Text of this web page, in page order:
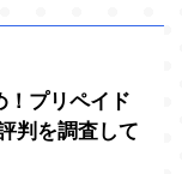
！プリペイド
判を調査して